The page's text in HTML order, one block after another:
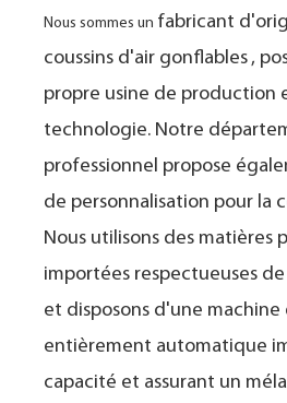
Nous sommes un fabricant
coussins d'air gonflables,
propre usine de production
technologie. Notre
professionnel propose
de personnalisation pour la
Nous utilisons des matières
importées respectueuses
et disposons d'une machine
entièrement automatique
capacité et assurant un